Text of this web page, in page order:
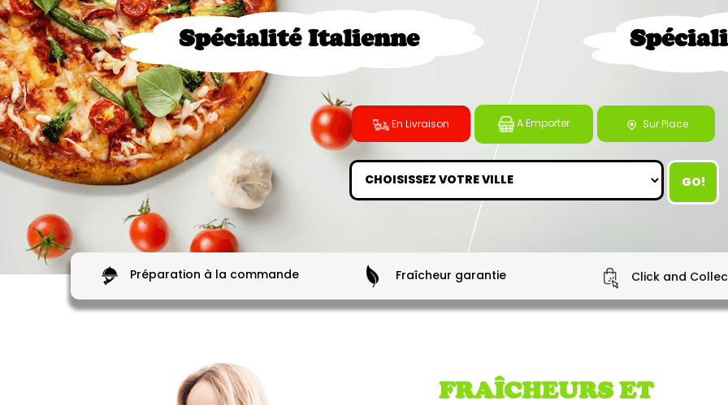
Spécialité Italienne
En Livraison A Emporter Sur Place
GO!
Préparation à la commande Fraîcheur garantie Click and
FRAÎCHEURS ET